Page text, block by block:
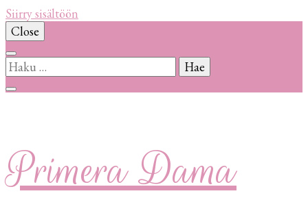
Siirry sisältöön
Close
Haku:
Primera Dama